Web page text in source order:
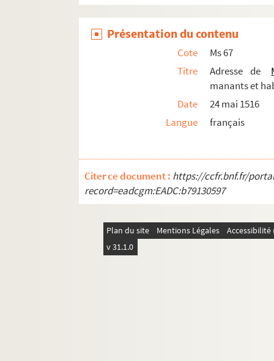
Présentation du contenu
Cote
Ms 67
Titre
Adresse de
manants et
Date
24 mai 1516
Langue
français
Citer ce document : https://ccfr.bnf.fr/
record=eadcgm:EADC:b79130597
Plan du site Mentions Légales
v 31.1.0